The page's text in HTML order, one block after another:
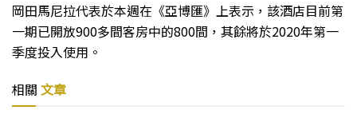
岡田馬尼拉代表於本週在《亞博匯》上表示，該酒店目前第
一期已開放900多間客房中的800間，其餘將於2020年第一
季度投入使用。
相關 文章